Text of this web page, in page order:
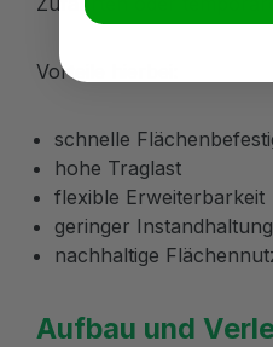
Vorteile hierbei:
schnelle
hohe Traglast
flexible Erweiterbarkeit
geringer
nachhaltige
Aufbau und